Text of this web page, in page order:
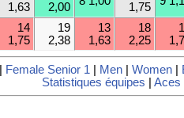
1,63
2,00
1,75
14
1,75
19
2,38
13
1,63
18
2,25
Female Senior 1| Men| Women|
Statistiques équipes
Aces